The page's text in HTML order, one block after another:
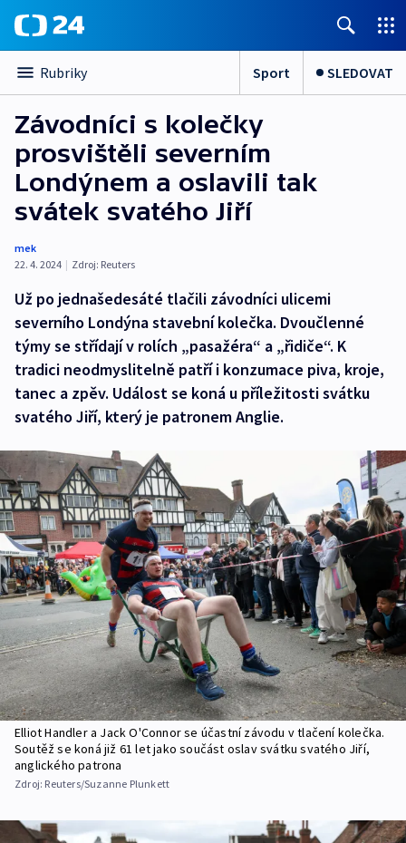
Rubriky Sport SLEDOVAT
Závodníci s kolečky
prosvištěli severním
Londýnem a oslavili tak
svátek svatého Jiří
mek
22. 4. 2024 | Zdroj: Reuters
Už po jednašedesáté tlačili závodníci ulicemi
severního Londýna stavební kolečka. Dvoučlenné
týmy se střídají v rolích „pasažéra“ a „řidiče“. K
tradici neodmyslitelně patří i konzumace piva, kroje,
tanec a zpěv. Událost se koná u příležitosti svátku
svatého Jiří, který je patronem Anglie.
Elliot Handler a Jack O'Connor se účastní závodu v tlačení kolečka.
Soutěž se koná již 61 let jako součást oslav svátku svatého Jiří,
anglického patrona
Zdroj: Reuters/Suzanne Plunkett